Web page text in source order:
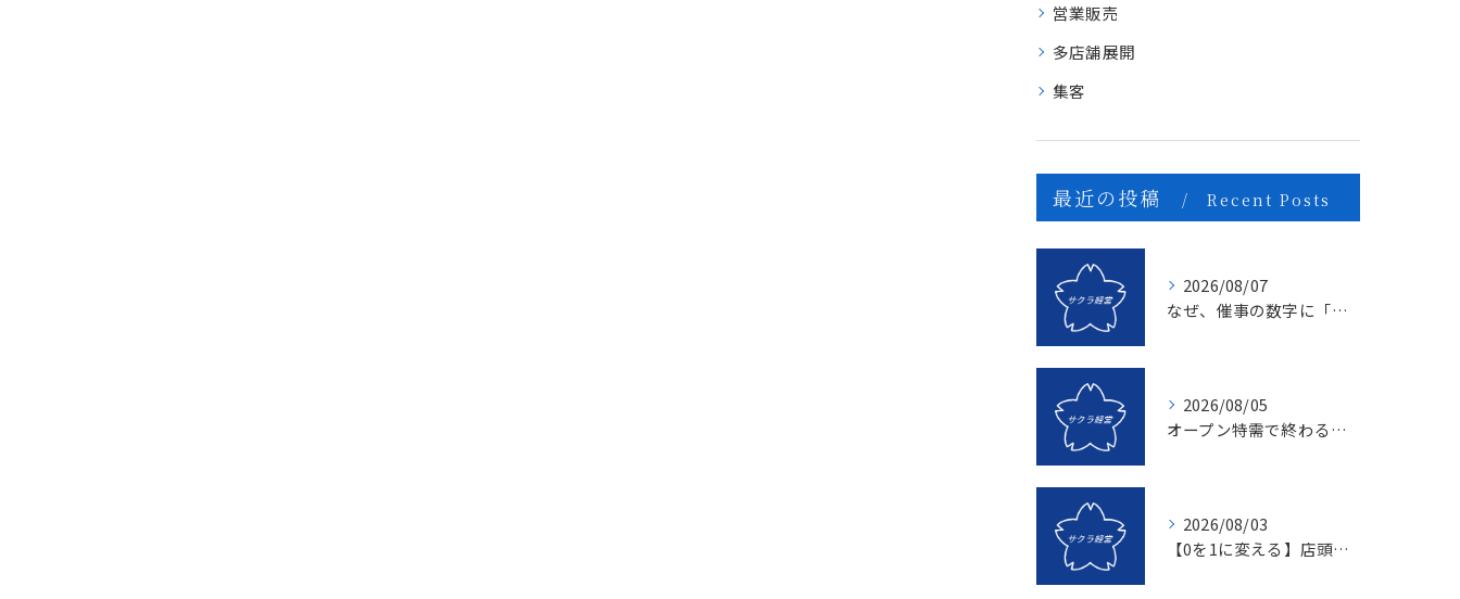
営業販売
多店舗展開
集客
最近の投稿 Recent Posts
2026/08/07
なぜ、催事の数字に「ムラ」が出るのか？1億を3億にする「3つの計画表」の秘密
2026/08/05
オープン特需で終わる店、成長し続ける店の決定的な違いとは？〜新規名簿開拓の２つの方法〜
2026/08/03
【0を1に変える】店頭販売のマンネリを打破する「上司のたった一つの行動」とは？